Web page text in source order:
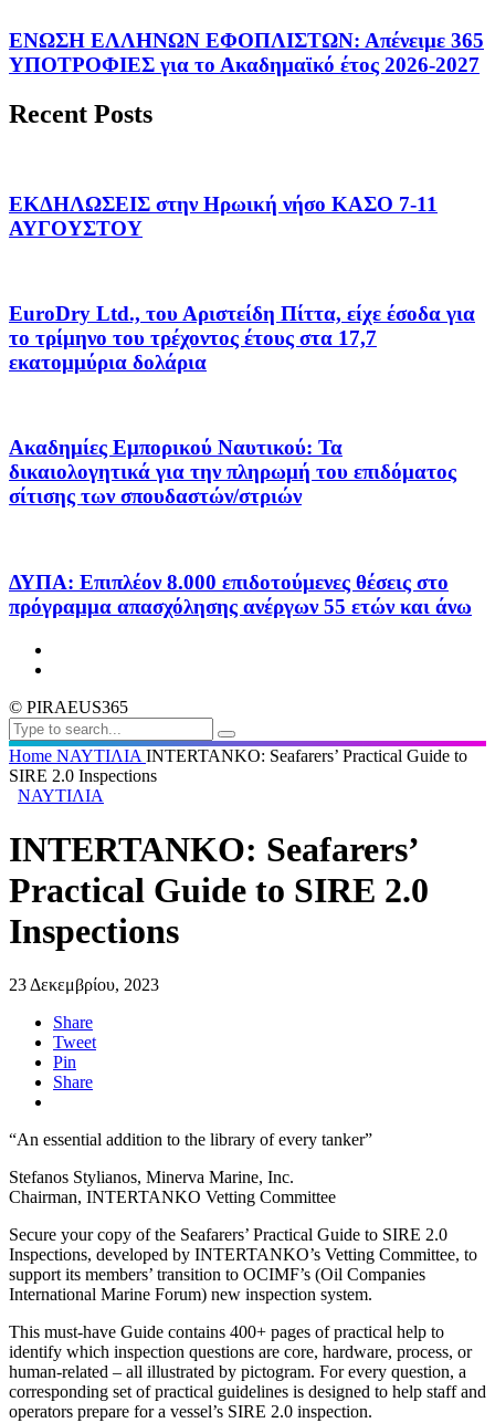
ΕΝΩΣΗ ΕΛΛΗΝΩΝ ΕΦΟΠΛΙΣΤΩΝ: Απένειμε 365
ΥΠΟΤΡΟΦΙΕΣ για το Ακαδημαϊκό έτος 2026-2027
Recent Posts
ΕΚΔΗΛΩΣΕΙΣ στην Ηρωική νήσο ΚΑΣΟ 7-11
ΑΥΓΟΥΣΤΟΥ
EuroDry Ltd., του Αριστείδη Πίττα, είχε έσοδα για
το τρίμηνο του τρέχοντος έτους στα 17,7
εκατομμύρια δολάρια
Ακαδημίες Εμπορικού Ναυτικού: Τα
δικαιολογητικά για την πληρωμή του επιδόματος
σίτισης των σπουδαστών/στριών
ΔΥΠΑ: Επιπλέον 8.000 επιδοτούμενες θέσεις στο
πρόγραμμα απασχόλησης ανέργων 55 ετών και άνω
© PIRAEUS365
Home ΝΑΥΤΙΛΙΑ INTERTANKO: Seafarers’ Practical Guide to
SIRE 2.0 Inspections
ΝΑΥΤΙΛΙΑ
INTERTANKO: Seafarers’
Practical Guide to SIRE 2.0
Inspections
23 Δεκεμβρίου, 2023
Share
Tweet
Pin
Share
“An essential addition to the library of every tanker”
Stefanos Stylianos, Minerva Marine, Inc.
Chairman, INTERTANKO Vetting Committee
Secure your copy of the Seafarers’ Practical Guide to SIRE 2.0
Inspections, developed by INTERTANKO’s Vetting Committee, to
support its members’ transition to OCIMF’s (Oil Companies
International Marine Forum) new inspection system.
This must-have Guide contains 400+ pages of practical help to
identify which inspection questions are core, hardware, process, or
human-related – all illustrated by pictogram. For every question, a
corresponding set of practical guidelines is designed to help staff and
operators prepare for a vessel’s SIRE 2.0 inspection.